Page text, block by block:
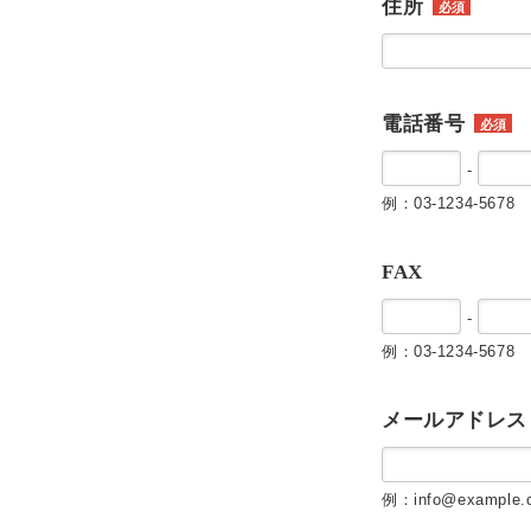
住所 必須
電話番号 必須
-
例：03-1234-5678
FAX
-
例：03-1234-5678
メールアドレス
例：